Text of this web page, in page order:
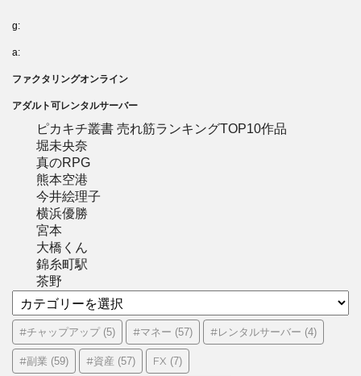
g:
a:
ファクタリングオンライン
アダルト可レンタルサーバー
ピカキチ叢書 売れ筋ランキングTOP10作品
堀未央奈
真のRPG
熊本空港
今井絵理子
横浜優勝
宮本
大橋くん
錦糸町駅
茶野
テ
ゴ
リ
ー
#チャップアップ(5) #マネー (57) #レンタルサーバー (4)
#副業 (59) #資産 (57) FX (7)